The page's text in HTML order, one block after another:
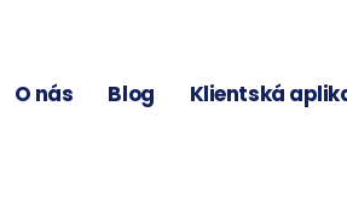
O nás Blog Klientská